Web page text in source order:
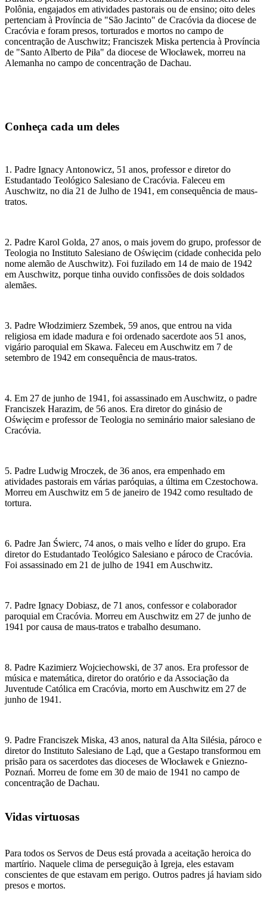
Polônia, engajados em atividades pastorais ou de ensino; oito deles
pertenciam à Província de "São Jacinto" de Cracóvia da diocese de
Cracóvia e foram presos, torturados e mortos no campo de
concentração de Auschwitz; Franciszek Miska pertencia à Província
de "Santo Alberto de Piła" da diocese de Włocławek, morreu na
Alemanha no campo de concentração de Dachau.
Conheça cada um deles
1. Padre Ignacy Antonowicz, 51 anos, professor e diretor do
Estudantado Teológico Salesiano de Cracóvia. Faleceu em
Auschwitz, no dia 21 de Julho de 1941, em consequência de maus-
tratos.
2. Padre Karol Golda, 27 anos, o mais jovem do grupo, professor de
Teologia no Instituto Salesiano de Oświęcim (cidade conhecida pelo
nome alemão de Auschwitz). Foi fuzilado em 14 de maio de 1942
em Auschwitz, porque tinha ouvido confissões de dois soldados
alemães.
3. Padre Włodzimierz Szembek, 59 anos, que entrou na vida
religiosa em idade madura e foi ordenado sacerdote aos 51 anos,
vigário paroquial em Skawa. Faleceu em Auschwitz em 7 de
setembro de 1942 em consequência de maus-tratos.
4. Em 27 de junho de 1941, foi assassinado em Auschwitz, o padre
Franciszek Harazim, de 56 anos. Era diretor do ginásio de
Oświęcim e professor de Teologia no seminário maior salesiano de
Cracóvia.
5. Padre Ludwig Mroczek, de 36 anos, era empenhado em
atividades pastorais em várias paróquias, a última em Czestochowa.
Morreu em Auschwitz em 5 de janeiro de 1942 como resultado de
tortura.
6. Padre Jan Świerc, 74 anos, o mais velho e líder do grupo. Era
diretor do Estudantado Teológico Salesiano e pároco de Cracóvia.
Foi assassinado em 21 de julho de 1941 em Auschwitz.
7. Padre Ignacy Dobiasz, de 71 anos, confessor e colaborador
paroquial em Cracóvia. Morreu em Auschwitz em 27 de junho de
1941 por causa de maus-tratos e trabalho desumano.
8. Padre Kazimierz Wojciechowski, de 37 anos. Era professor de
música e matemática, diretor do oratório e da Associação da
Juventude Católica em Cracóvia, morto em Auschwitz em 27 de
junho de 1941.
9. Padre Franciszek Miska, 43 anos, natural da Alta Silésia, pároco e
diretor do Instituto Salesiano de Ląd, que a Gestapo transformou em
prisão para os sacerdotes das dioceses de Włocławek e Gniezno-
Poznań. Morreu de fome em 30 de maio de 1941 no campo de
concentração de Dachau.
Vidas virtuosas
Para todos os Servos de Deus está provada a aceitação heroica do
martírio. Naquele clima de perseguição à Igreja, eles estavam
conscientes de que estavam em perigo. Outros padres já haviam sido
presos e mortos.